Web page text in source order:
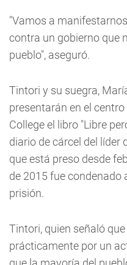
"Vamos a
contra un gobierno que
pueblo", aseguró.
Tintori y su suegra,
presentarán en el
College el libro "Libre
diario de cárcel del líder
que está preso desde
de 2015 fue condenado
prisión.
Tintori, quien señaló
prácticamente por un